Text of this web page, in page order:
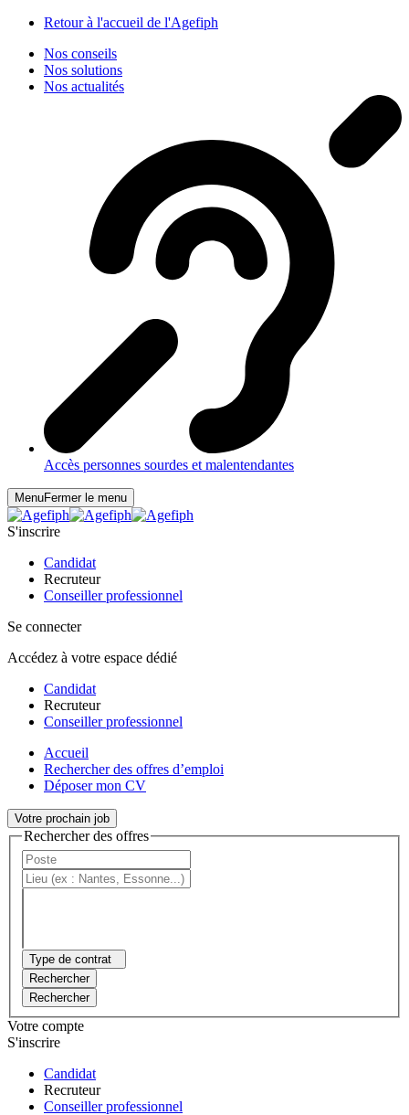
Retour à l'accueil de l'Agefiph
Nos conseils
Nos solutions
Nos actualités
Accès personnes sourdes et malentendantes
MenuFermer le menu
S'inscrire
Candidat
Recruteur
Conseiller professionnel
Se connecter
Accédez à votre espace dédié
Candidat
Recruteur
Conseiller professionnel
Accueil
Rechercher des offres d’emploi
Déposer mon CV
Votre prochain job
Rechercher des offres
Type de contrat
Rechercher
Rechercher
Votre compte
S'inscrire
Candidat
Recruteur
Conseiller professionnel